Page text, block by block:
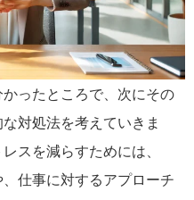
ったところで、次にその
対処法を考えていきま
スを減らすためには、
仕事に対するアプローチ